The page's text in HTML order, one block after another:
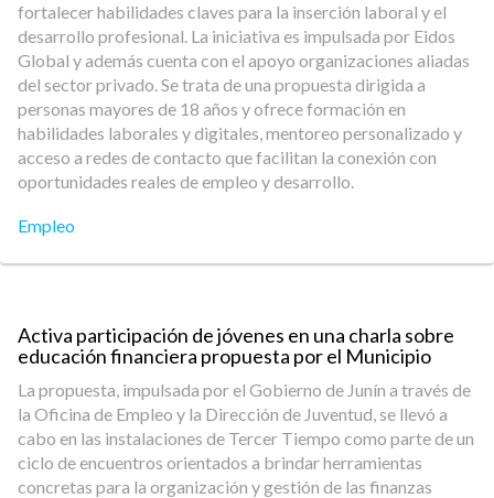
fortalecer habilidades claves para la inserción laboral y el
desarrollo profesional. La iniciativa es impulsada por Eidos
Global y además cuenta con el apoyo organizaciones aliadas
del sector privado. Se trata de una propuesta dirigida a
personas mayores de 18 años y ofrece formación en
habilidades laborales y digitales, mentoreo personalizado y
acceso a redes de contacto que facilitan la conexión con
oportunidades reales de empleo y desarrollo.
Empleo
Activa participación de jóvenes en una charla sobre
educación financiera propuesta por el Municipio
La propuesta, impulsada por el Gobierno de Junín a través de
la Oficina de Empleo y la Dirección de Juventud, se llevó a
cabo en las instalaciones de Tercer Tiempo como parte de un
ciclo de encuentros orientados a brindar herramientas
concretas para la organización y gestión de las finanzas